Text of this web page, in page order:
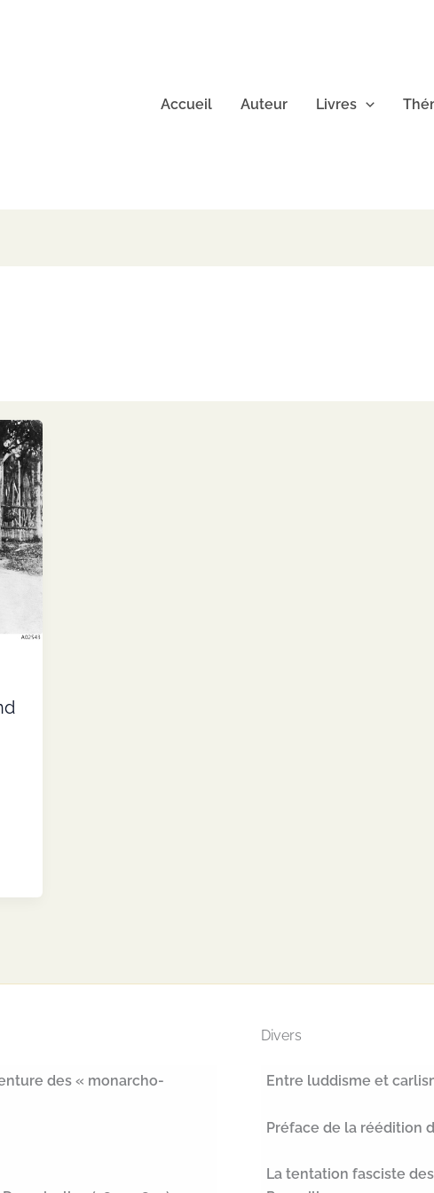
Accueil Auteur Livres
des « monarcho-
Divers
Entre luddisme et
Préface de la réédition
La tentation fasciste